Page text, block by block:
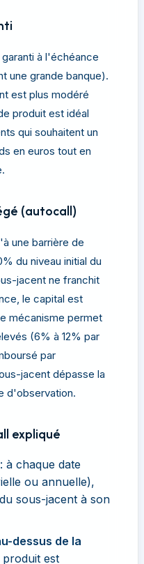
à l'échéance
une grande banque).
est plus modéré
produit est idéal
qui souhaitent un
en euros tout en
(autocall)
une barrière de
du niveau initial du
jacent ne franchit
le capital est
mécanisme permet
(6% à 12% par
par
jacent dépasse la
d'observation.
expliqué
: à chaque date
ou annuelle),
sous-jacent à son
dessus de la
produit est